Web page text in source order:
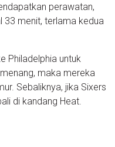
perawatan,
33 menit, terlama kedua
Philadelphia untuk
maka mereka
Sebaliknya, jika Sixers
di kandang Heat.